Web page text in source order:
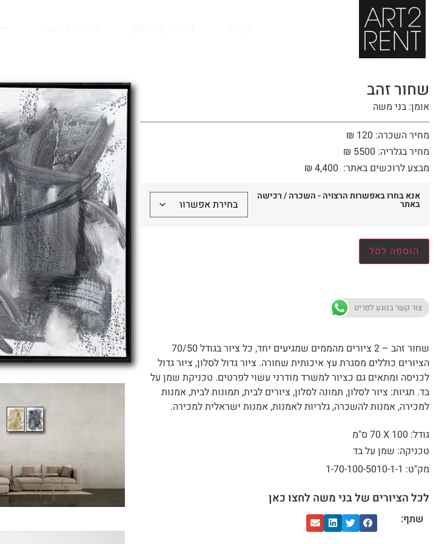
לתוכן
שחור זהב
אומן: בני משה
מחיר השכרה: 120 ₪
מחיר בגלריה: 5500 ₪
מבצע לרוכשים באתר:
₪ 4,400
אנא בחרו באפשרות הרצויה - השכרה / רכישה
באתר
הוספה לסל
צור קשר בנוגע לפריט
שחור זהב – 2 ציורים מהממים שמגיעים יחד, כל ציור בגודל 70/50
הציורים כוללים מסגרת עץ איכותית שחורה. ציור גדול לסלון, ציור גדול
לכניסה ומתאים גם כציור למשרד מודרני עשוי לפרטים. טכניקת שמן על
בד. תגיות: ציור לסלון, תמונה לסלון, ציורים לבית, תמונות לבית, אמנות
למכירה, אמנות להשכרה, גלריות לאמנות, אמנות ישראלית למכירה.
גודל: 100 X
70 ס"מ
טכניקה: שמן על בד
מק"ט: 1-70-100-5010-1-1
לכל הציורים של בני משה לחצו כאן
שתף: